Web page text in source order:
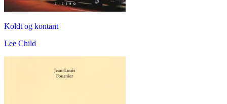
Koldt og kontant
Lee Child